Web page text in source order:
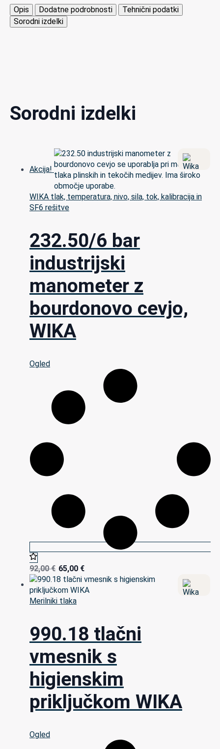
Opis Dodatne podrobnosti
Tehnični podatki
Sorodni izdelki
Sorodni izdelki
Akcija!
WIKA tlak, temperatura, nivo, sila, tok, kalibracija in
SF6 rešitve
232.50/6 bar
industrijski
manometer z
bourdonovo cevjo,
WIKA
Ogled
92,00€ 65,00 €
Merilniki tlaka
990.18 tlačni
vmesnik s
higienskim
priključkom WIKA
Ogled